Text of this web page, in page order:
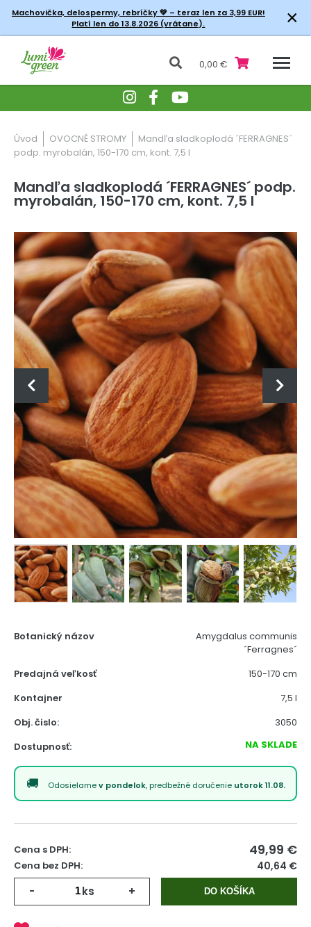
Machovička, delospermy, rebríčky💚 – teraz len za 3,99 EUR!
Platí len do 13.8.2026 (vrátane).
×
0,00 €
Úvod OVOCNÉ STROMY
Mandľa sladkoplodá ´FERRAGNES´
podp. myrobalán, 150-170 cm, kont. 7,5 l
Mandľa sladkoplodá ´FERRAGNES´ podp.
myrobalán, 150-170 cm, kont. 7,5 l
Botanický názov
Amygdalus communis
´Ferragnes´
Predajná veľkosť
150-170 cm
Kontajner
7,5 l
Obj. čislo:
3050
Dostupnosť:
NA SKLADE
Odosielamev pondelok, predbežné doručenie utorok 11.08.
Cena s DPH: 49,99 €
Cena bez DPH: 40,64 €
- ks + DO KOŠÍKA